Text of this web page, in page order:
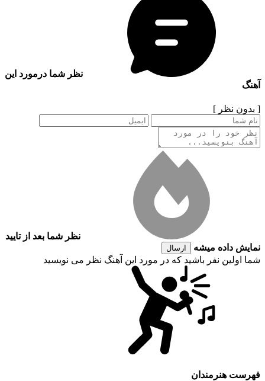
نظر شما درمورد این
آهنگ
[ بدون نظر ]
نظر شما بعد از تایید
نمایش داده میشه
ارسال
شما اولین نفر باشید که در مورد این آهنگ نظر می نویسید
فهرست هنرمندان